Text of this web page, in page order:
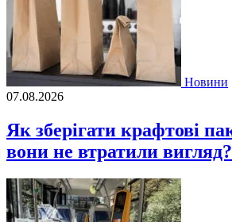
Новини
07.08.2026
Як зберігати крафтові
вони не втратили вигляд?